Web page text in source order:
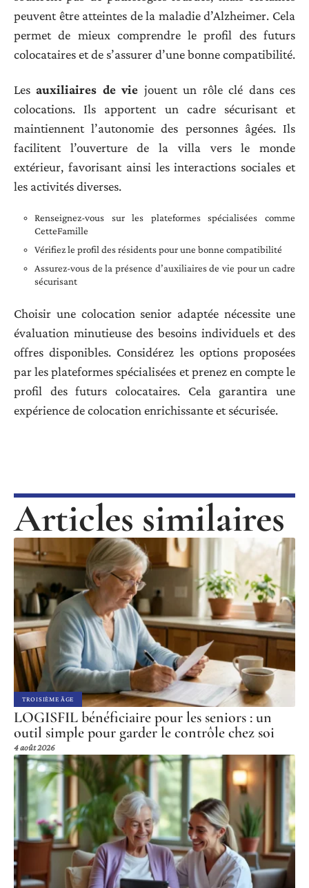
peuvent être atteintes de la maladie d’Alzheimer. Cela
permet de mieux comprendre le profil des futurs
colocataires et de s’assurer d’une bonne compatibilité.
Lesauxiliaires de vie jouent un rôle clé dans ces
colocations. Ils apportent un cadre sécurisant et
maintiennent l’autonomie des personnes âgées. Ils
facilitent l’ouverture de la villa vers le monde
extérieur, favorisant ainsi les interactions sociales et
les activités diverses.
Renseignez-vous sur les plateformes spécialisées comme
CetteFamille
Vérifiez le profil des résidents pour une bonne compatibilité
Assurez-vous de la présence d’auxiliaires de vie pour un cadre
sécurisant
Choisir une colocation senior adaptée nécessite une
évaluation minutieuse des besoins individuels et des
offres disponibles. Considérez les options proposées
par les plateformes spécialisées et prenez en compte le
profil des futurs colocataires. Cela garantira une
expérience de colocation enrichissante et sécurisée.
Articles similaires
TROISIÈME ÂGE
LOGISFIL bénéficiaire pour les seniors : un
outil simple pour garder le contrôle chez soi
4 août 2026